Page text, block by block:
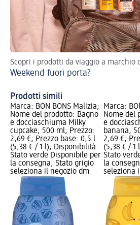
Scopri i prodotti da viaggio a marchio
Weekend fuori porta?
Prodotti simili
Marca: BON BONS Malizia;
Nome del prodotto: Bagno
e docciaschiuma Milky
cupcake, 500 ml; Prezzo:
2,69 €; Prezzo base: 0,5 l
(5,38 € / 1 l); Disponibilità:
Stato verde Disponibile per
la consegna, Stato grigio
seleziona il negozio dm
Marca:
Nome del
e
banana,
2,69 €;
(5,38 € / 1
Stato
la
seleziona